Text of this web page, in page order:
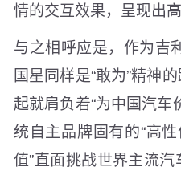
情的交互效果，呈现出
与之相呼应是，作为吉
国星同样是“敢为”精神
起就肩负着“为中国汽车
统自主品牌固有的“高
值”直面挑战世界主流